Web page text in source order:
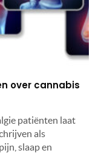
over cannabis
patiënten laat
als
slaap en